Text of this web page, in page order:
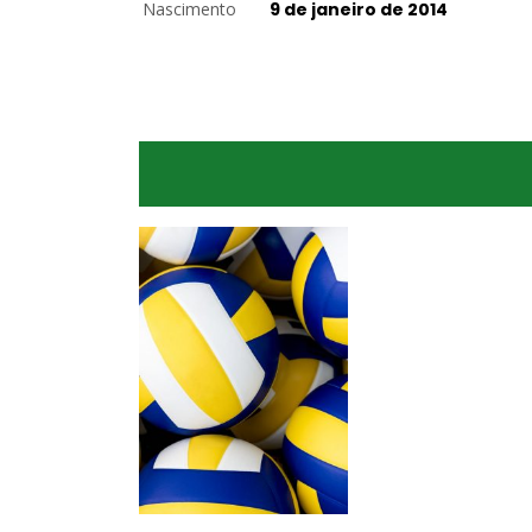
Nascimento 9 de janeiro de 2014